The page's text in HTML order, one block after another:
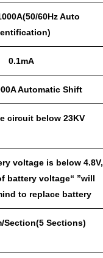
60Hz Auto
0.1mA
Automatic Shift
circuit below 23KV
voltage is below 4.8V,
battery voltage“ ”will
to replace battery
Section(5 Sections)